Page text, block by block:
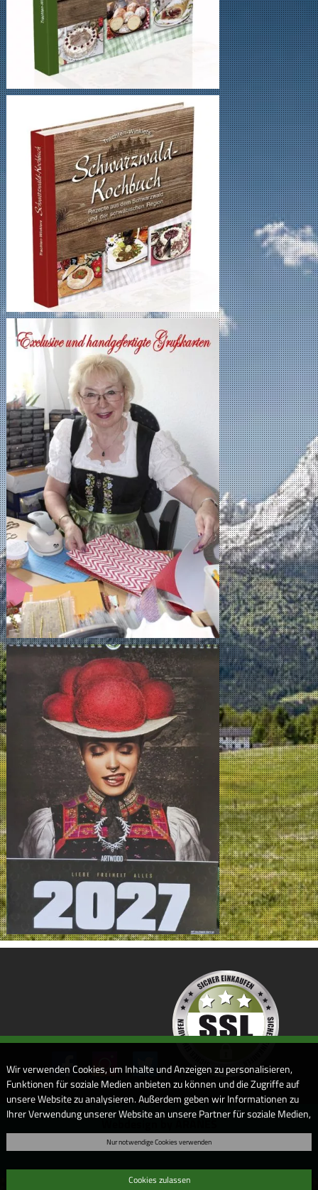
Webdesign by ARANES
Wir verwenden Cookies, um Inhalte und Anzeigen zu personalisieren,
Funktionen für soziale Medien anbieten zu können und die Zugriffe auf
unsere Website zu analysieren. Außerdem geben wir Informationen zu
Ihrer Verwendung unserer Website an unsere Partner für soziale Medien,
Informationen möglicherweise mit weiteren Daten zusammen, die Sie
Dienste gesammelt haben. Sofern Sie uns Ihre Einwilligung geben,
Nur notwendige Cookies verwenden
Cookies zulassen